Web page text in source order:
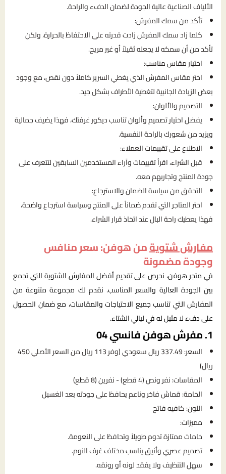
الألياف الصناعية عالية الجودة لضمان الدفء والراحة.
تأكد من سمك المفرش:
كلما زاد سمك المفرش زادت قدرته على الاحتفاظ بالحرارة، ولكن
تأكد من أن سمكه لا يجعله ثقيلاً أو غير مريح.
اختيار مقاس مناسب:
اختر مقاس المفرش الذي يغطي السرير كاملاً دون نقص، مع وجود
بعض الزيادة الجانبية لتغطية الأطراف بشكل جيد.
التصميم والألوان:
يفضل اختيار تصميم وألوان تناسب ديكور غرفتك، فهذا يضيف جمالية
ويزيد من شعورك بالراحة النفسية.
الاطلاع على تقييمات العملاء:
قبل الشراء، اقرأ تقييمات وآراء المستخدمين السابقين لتتعرف على
جودة المنتج وتجاربهم معه.
التحقق من سياسة الضمان والاسترجاع:
اختر المتاجر التي تقدم ضماناً على المنتج وسياسة استرجاع واضحة،
فهذا يعطيك راحة البال عند اتخاذ قرار الشراء.
مفارش شتويةمن هوفن: سعر منافس
وجودة مضمونة
في متجر هوفن، نحرص على تقديم أفضل المفارش الشتوية التي تجمع
بين الجودة العالية والسعر المناسب. نقدم لك مجموعة متنوعة من
المفارش التي تناسب جميع الاحتياجات والمقاسات، مع ضمان الحصول
على دفء لا مثيل له في ليالي الشتاء.
1. مفرش هوفن فانسي 04
السعر: 337.49 ريال سعودي (وفر 113 ريال من السعر الأصلي 450
ريال)
المقاسات: نفر ونص (4 قطع) - نفرين (8 قطع)
الخامة: قماش فاخر وناعم يحافظ على جودته بعد الغسيل
اللون: كافيه فاتح
مميزات:
خامات ممتازة تدوم طويلاً وتحافظ على النعومة.
تصميم عصري وأنيق يناسب مختلف غرف النوم.
سهل التنظيف ولا يفقد لونه أو رونقه.